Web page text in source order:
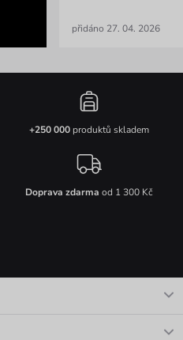
přidáno 27. 04. 2026
+250 000produktů skladem
Doprava zdarma od 1 300 Kč